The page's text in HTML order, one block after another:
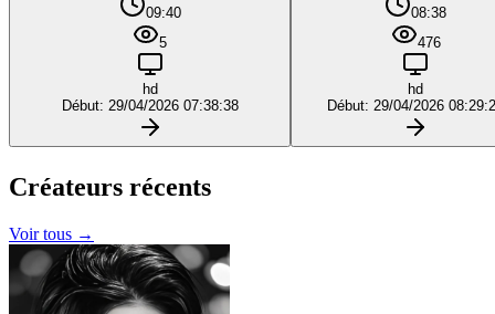
09:40
5
hd
Début: 29/04/2026 07:38:38
08:38
476
hd
Début: 29/04/2026
Créateurs récents
Voir tous →